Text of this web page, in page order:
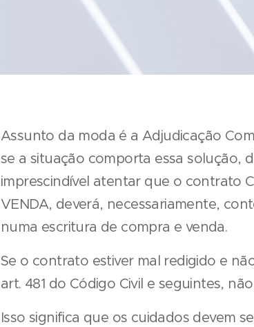
Assunto da moda é a Adjudicação
se a situação comporta essa solução,
imprescindível atentar que o contrato
VENDA, deverá, necessariamente,
numa escritura de compra e venda.
Se o contrato estiver mal redigido e
art. 481 do Código Civil e seguintes,
Isso significa que os cuidados devem